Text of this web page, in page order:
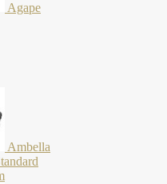
Agape
Ambella